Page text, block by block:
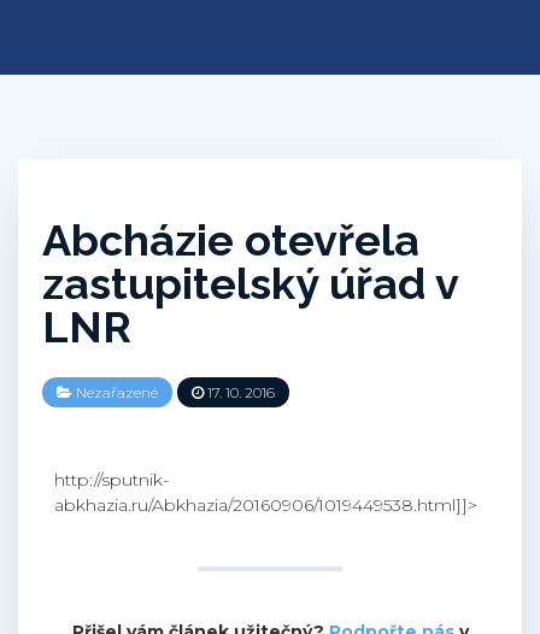
Abcházie otevřela
zastupitelský úřad v
LNR
Nezařazené 17. 10. 2016
http://sputnik-
abkhazia.ru/Abkhazia/20160906/1019449538.html]]>